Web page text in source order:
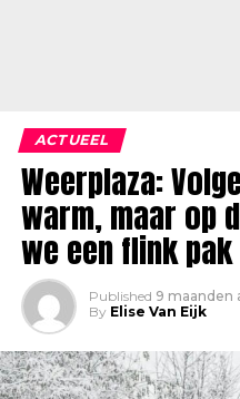
ACTUEEL
Weerplaza:
warm, maar op
we een flink
Published 9 maanden
By Elise Van Eijk